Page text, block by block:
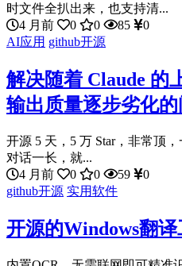
时文件全扒出来，也支持清...
4 月前
0 0 85
0
AI应用 github开源
解决随着 Claude 的
输出质量逐步劣化
开源 5 天，5 万 Star，非常顶
对话一长，就...
4 月前
0 0 59
0
github开源 实用软件
开源的Windows翻译